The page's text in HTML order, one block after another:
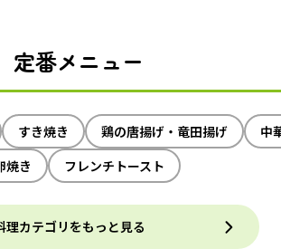
定番メニュー
すき焼き 鶏の唐揚げ・竜田揚げ
中
焼き
フレンチトースト
理カテゴリをもっと見る